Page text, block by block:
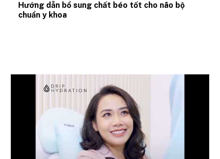
Hướng dẫn bổ sung chất béo tốt cho não bộ
chuẩn y khoa